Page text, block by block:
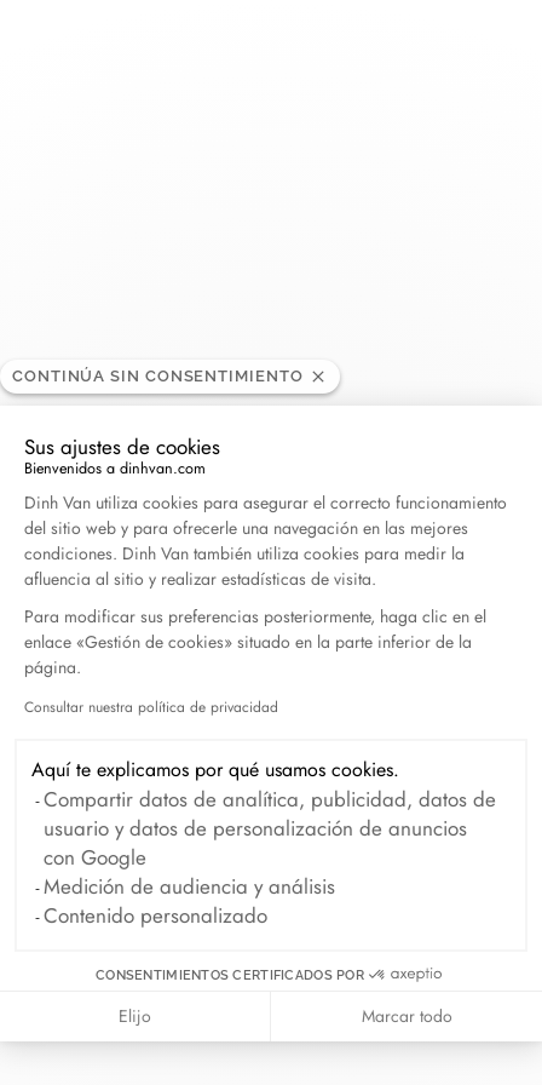
Obtener itinerario
En dinh van llevamos desde 1965
que todo el mundo las lleve a
diario.
info@dinhvan.fr
+33 (0)1 42 86 02 66
dinh van
Newsletter
CONTINÚA SIN CONSENTIMIENTO
Sus ajustes de cookies
Bienvenidos a dinhvan.com
Plataforma de Gestión de Consentimiento:
Dinh Van utiliza cookies para asegurar el correcto funcionamiento
del sitio web y para ofrecerle una navegación en las mejores
condiciones. Dinh Van también utiliza cookies para medir la
afluencia al sitio y realizar estadísticas de visita.
Para modificar sus preferencias posteriormente, haga clic en el
enlace «Gestión de cookies» situado en la parte inferior de la
página.
Consultar nuestra política de privacidad
Aquí te explicamos por qué usamos cookies.
Compartir datos de analítica, publicidad, datos de
usuario y datos de personalización de anuncios
con Google
Medición de audiencia y análisis
Contenido personalizado
CONSENTIMIENTOS CERTIFICADOS POR
Elijo Marcar todo